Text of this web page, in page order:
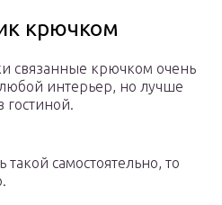
крючком
связанные крючком очень
интерьер, но лучше
гостиной.
такой самостоятельно, то